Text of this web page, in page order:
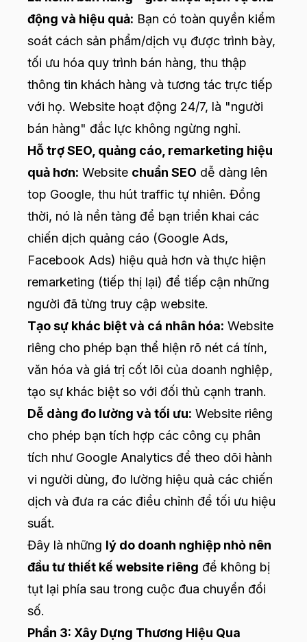
động và hiệu quả: Bạn có toàn quyền kiểm
soát cách sản phẩm/dịch vụ được trình bày,
tối ưu hóa quy trình bán hàng, thu thập
thông tin khách hàng và tương tác trực tiếp
với họ. Website hoạt động 24/7, là "người
bán hàng" đắc lực không ngừng nghỉ.
Hỗ trợ SEO, quảng cáo, remarketing hiệu
quả hơn: Website chuẩn SEO dễ dàng lên
top Google, thu hút traffic tự nhiên. Đồng
thời, nó là nền tảng để bạn triển khai các
chiến dịch quảng cáo (Google Ads,
Facebook Ads) hiệu quả hơn và thực hiện
remarketing (tiếp thị lại) để tiếp cận những
người đã từng truy cập website.
Tạo sự khác biệt và cá nhân hóa: Website
riêng cho phép bạn thể hiện rõ nét cá tính,
văn hóa và giá trị cốt lõi của doanh nghiệp,
tạo sự khác biệt so với đối thủ cạnh tranh.
Dễ dàng đo lường và tối ưu: Website riêng
cho phép bạn tích hợp các công cụ phân
tích như Google Analytics để theo dõi hành
vi người dùng, đo lường hiệu quả các chiến
dịch và đưa ra các điều chỉnh để tối ưu hiệu
suất.
Đây là những lý do doanh nghiệp nhỏ nên
đầu tư thiết kế website riêng để không bị
tụt lại phía sau trong cuộc đua chuyển đổi
số.
Phần 3: Xây Dựng Thương Hiệu Qua